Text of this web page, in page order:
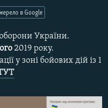
України.
2019 року.
у зоні бойових дій із 1
в Google